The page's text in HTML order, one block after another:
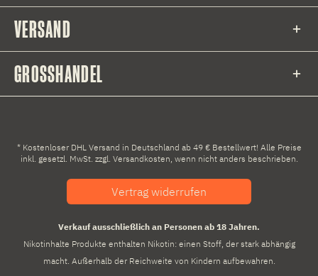
VERSAND
GROSSHANDEL
* Kostenloser DHL Versand in Deutschland ab 49 € Bestellwert! Alle Preise
inkl. gesetzl. MwSt. zzgl. Versandkosten, wenn nicht anders beschrieben.
Vertrag widerrufen
Verkauf ausschließlich an Personen ab 18 Jahren.
Nikotinhalte Produkte enthalten Nikotin: einen Stoff, der stark abhängig
macht. Außerhalb der Reichweite von Kindern aufbewahren.